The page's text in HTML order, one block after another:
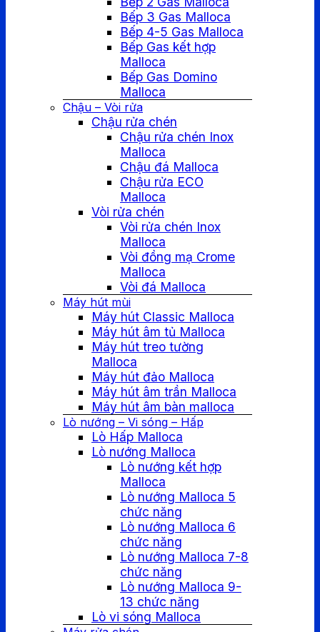
Bếp 3 Gas Malloca
Bếp 4-5 Gas Malloca
Bếp Gas kết hợp
Malloca
Bếp Gas Domino
Malloca
Chậu – Vòi rửa
Chậu rửa chén
Chậu rửa chén Inox
Malloca
Chậu đá Malloca
Chậu rửa ECO
Malloca
Vòi rửa chén
Vòi rửa chén Inox
Malloca
Vòi đồng mạ Crome
Malloca
Vòi đá Malloca
Máy hút mùi
Máy hút Classic Malloca
Máy hút âm tủ Malloca
Máy hút treo tường
Malloca
Máy hút đảo Malloca
Máy hút âm trần Malloca
Máy hút âm bàn malloca
Lò nướng – Vi sóng – Hấp
Lò Hấp Malloca
Lò nướng Malloca
Lò nướng kết hợp
Malloca
Lò nướng Malloca 5
chức năng
Lò nướng Malloca 6
chức năng
Lò nướng Malloca 7-8
chức năng
Lò nướng Malloca 9-
13 chức năng
Lò vi sóng Malloca